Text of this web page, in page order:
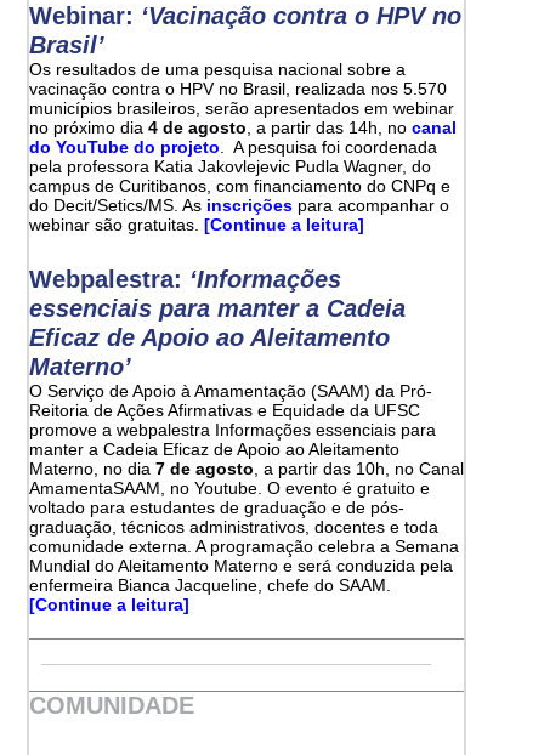
Webinar: ‘Vacinação contra o HPV no
Brasil’
Os resultados de uma pesquisa nacional sobre a
vacinação contra o HPV no Brasil, realizada nos 5.570
municípios brasileiros, serão apresentados em webinar
no próximo dia4 de agosto , a partir das 14h, nocanal
do YouTube do projeto . A pesquisa foi coordenada
pela professora Katia Jakovlejevic Pudla Wagner, do
campus de Curitibanos, com financiamento do CNPq e
do Decit/Setics/MS. As inscrições para acompanhar o
webinar são gratuitas. [Continue a leitura]
Webpalestra: ‘Informações
essenciais para manter a Cadeia
Eficaz de Apoio ao Aleitamento
Materno’
O Serviço de Apoio à Amamentação (SAAM) da Pró-
Reitoria de Ações Afirmativas e Equidade da UFSC
promove a webpalestra Informações essenciais para
manter a Cadeia Eficaz de Apoio ao Aleitamento
Materno, no dia7 de agosto , a partir das 10h, no Canal
AmamentaSAAM, no Youtube. O evento é gratuito e
voltado para estudantes de graduação e de pós-
graduação, técnicos administrativos, docentes e toda
comunidade externa. A programação celebra a Semana
Mundial do Aleitamento Materno e será conduzida pela
enfermeira Bianca Jacqueline, chefe do SAAM.
[Continue a leitura]
COMUNIDADE